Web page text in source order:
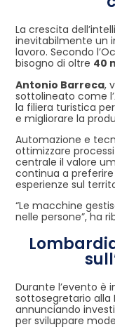
La crescita
inevitabilmente un
lavoro. Secondo
bisogno di oltre 40
Antonio Barreca,
sottolineato come
la filiera turistica
e migliorare la
Automazione e
ottimizzare
centrale il valore
continua a
esperienze sul
“Le macchine
nelle persone”, ha
Durante l’evento è
sottosegretario alla
annunciando
per sviluppare